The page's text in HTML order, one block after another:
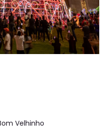
Velhinho